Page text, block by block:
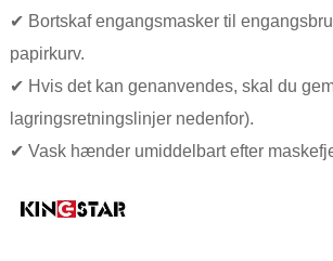
✔ Bortskaf engangsmasker til
papirkurv.
✔ Hvis det kan genanvendes, skal du
lagringsretningslinjer nedenfor).
✔ Vask hænder umiddelbart efter